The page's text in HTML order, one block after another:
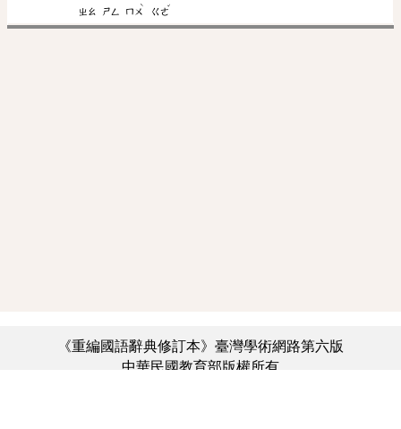
ㄓㄠ ㄕㄥ ㄇㄨ
ˋ
ㄍㄜ
ˇ
《重編國語辭典修訂本》臺灣學術網路第六版
中華民國教育部版權所有